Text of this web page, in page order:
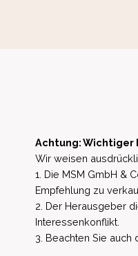
Achtung: Wichtiger
Wir weisen
1. Die MSM GmbH &
Empfehlung zu
2. Der Herausgeber
Interessenkonflikt.
3. Beachten Sie